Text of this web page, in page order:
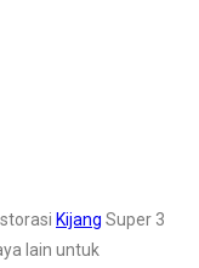
Kijang Super 3
lain untuk